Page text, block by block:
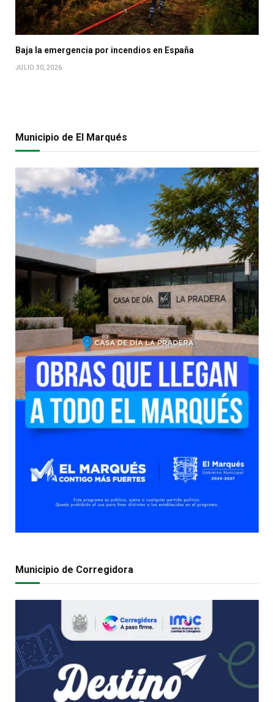
Baja la emergencia por incendios en España
JULIO 30, 2026
Municipio de El Marqués
Municipio de Corregidora